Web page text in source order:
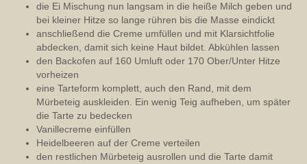
die Ei Mischung nun langsam in die heiße Milch geben und
bei kleiner Hitze so lange rühren bis die Masse eindickt
anschließend die Creme umfüllen und mit Klarsichtfolie
abdecken, damit sich keine Haut bildet. Abkühlen lassen
den Backofen auf 160 Umluft oder 170 Ober/Unter Hitze
vorheizen
eine Tarteform komplett, auch den Rand, mit dem
Mürbeteig auskleiden. Ein wenig Teig aufheben, um später
die Tarte zu bedecken
Vanillecreme einfüllen
Heidelbeeren auf der Creme verteilen
den restlichen Mürbeteig ausrollen und die Tarte damit